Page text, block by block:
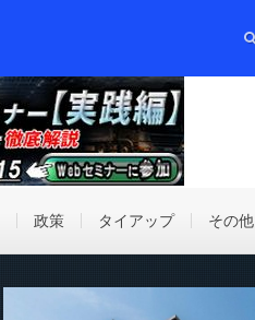
政策 タイアップ その他